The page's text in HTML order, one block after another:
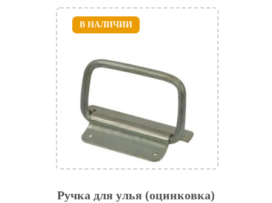
Ручка для улья (оцинковка)
В НАЛИЧИИ